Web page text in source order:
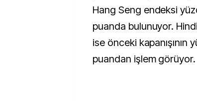
Hang Seng endeksi
puanda bulunuyor.
ise önceki kapanışının
puandan işlem görüyor.